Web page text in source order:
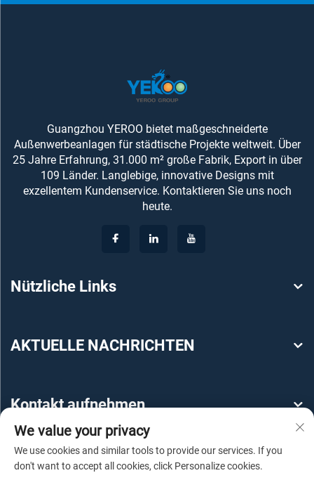
Guangzhou YEROO bietet maßgeschneiderte
Außenwerbeanlagen für städtische Projekte weltweit. Über
25 Jahre Erfahrung, 31.000 m² große Fabrik, Export in über
109 Länder. Langlebige, innovative Designs mit
exzellentem Kundenservice. Kontaktieren Sie uns noch
heute.
Nützliche Links
AKTUELLE NACHRICHTEN
Kontakt aufnehmen
We value your privacy
We use cookies and similar tools to provide our services. If you
don't want to accept all cookies, click Personalize cookies.